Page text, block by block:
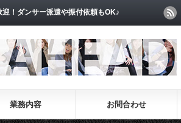
！ダンサー派遣や振付依頼もOK♪
業務内容 お問合わせ